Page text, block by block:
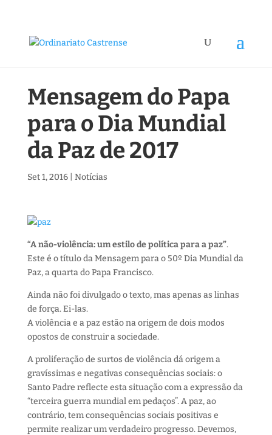
Mensagem do Papa
para o Dia Mundial
da Paz de 2017
Set 1, 2016| Notícias
“A não-violência: um estilo de política para a paz”.
Este é o título da Mensagem para o 50º Dia Mundial da
Paz, a quarta do Papa Francisco.
Ainda não foi divulgado o texto, mas apenas as linhas
de força. Ei-las.
A violência e a paz estão na origem de dois modos
opostos de construir a sociedade.
A proliferação de surtos de violência dá origem a
gravíssimas e negativas consequências sociais: o
Santo Padre reflecte esta situação com a expressão da
“terceira guerra mundial em pedaços”. A paz, ao
contrário, tem consequências sociais positivas e
permite realizar um verdadeiro progresso. Devemos,